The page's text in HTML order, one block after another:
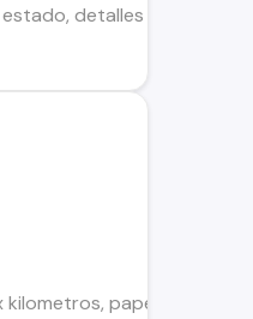
detalles sólo
papeles al